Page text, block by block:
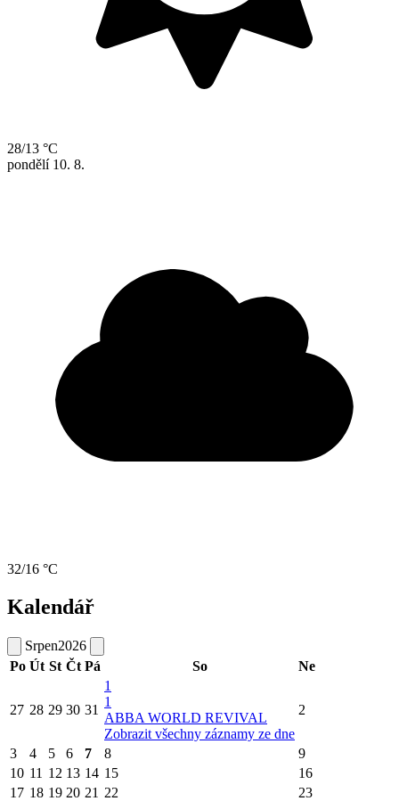
28/13 °C
pondělí 10. 8.
32/16 °C
Kalendář
Srpen2026
Po Út St Čt Pá So Ne
27 28 29 30 31
1
1
ABBA WORLD REVIVAL
Zobrazit všechny záznamy ze dne
2
3 4 5 6 7 8
9
10 11 12 13 14 15
16
17 18 19 20 21 22
23